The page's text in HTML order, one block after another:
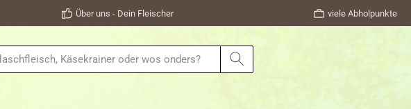
Über uns - Dein Fleischer viele Abholpunkte